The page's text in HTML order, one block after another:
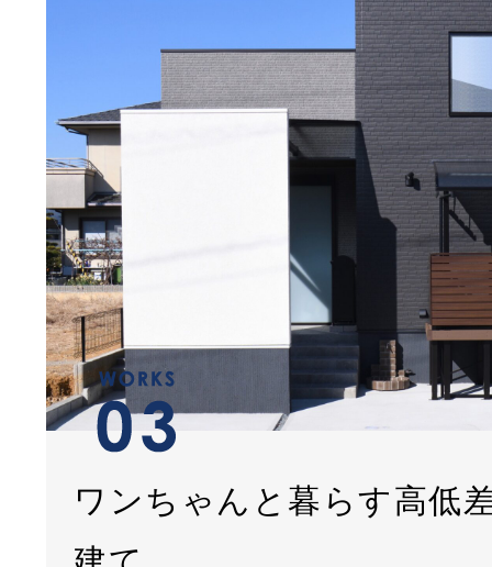
ワンちゃんと暮らす高低